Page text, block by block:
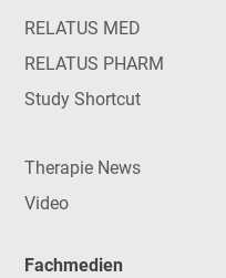
RELATUS MED
RELATUS PHARM
Study Shortcut
Therapie News
Video
Fachmedien